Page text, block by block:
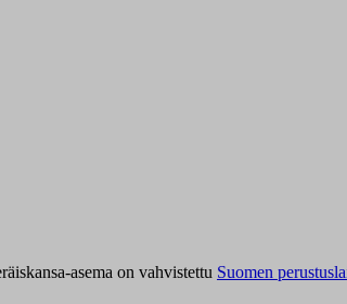
asema on vahvistettu Suomen